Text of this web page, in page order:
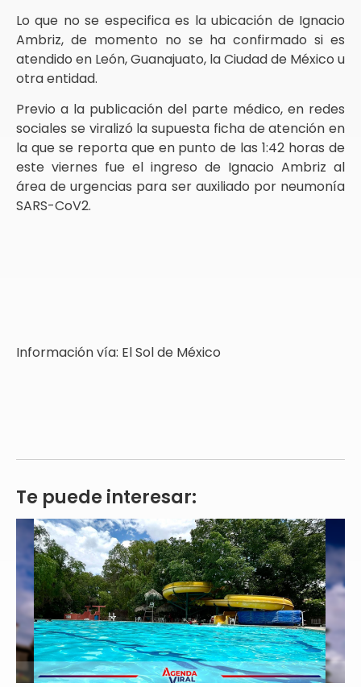
Lo que no se especifica es la ubicación de Ignacio
Ambriz, de momento no se ha confirmado si es
atendido en León, Guanajuato, la Ciudad de México u
otra entidad.
Previo a la publicación del parte médico, en redes
sociales se viralizó la supuesta ficha de atención en
la que se reporta que en punto de las 1:42 horas de
este viernes fue el ingreso de Ignacio Ambriz al
área de urgencias para ser auxiliado por neumonía
SARS-CoV2.
Información vía: El Sol de México
Te puede interesar: